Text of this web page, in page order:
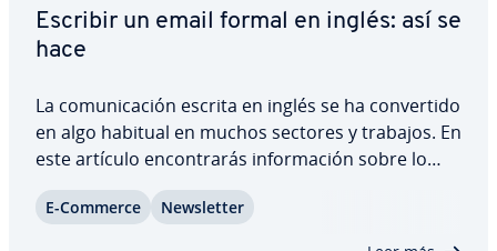
Escribir un email formal en inglés: así se
hace
La co­mu­ni­ca­ción escrita en inglés se ha co­n­ve­r­ti­do
en algo habitual en muchos sectores y trabajos. En
este artículo en­co­n­tra­rás in­fo­r­ma­ción sobre lo
formal en inglés, sobre cómo formular un saludo y
E-Commerce Ne­w­s­le­t­ter